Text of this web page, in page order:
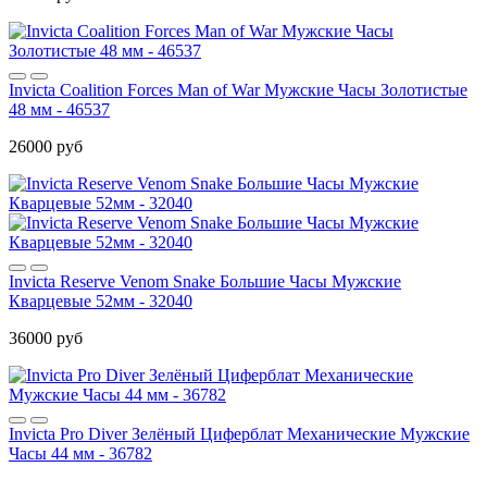
Invicta Coalition Forces Man of War Мужские Часы Золотистые
48 мм - 46537
26000 руб
Invicta Reserve Venom Snake Большие Часы Мужские
Кварцевые 52мм - 32040
36000 руб
Invicta Pro Diver Зелёный Циферблат Механические Мужские
Часы 44 мм - 36782